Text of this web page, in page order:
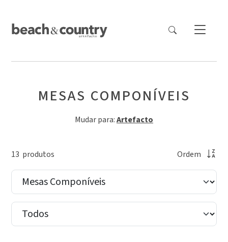
MESAS COMPONÍVEIS
Mudar para:Artefacto
13 produtos Ordem